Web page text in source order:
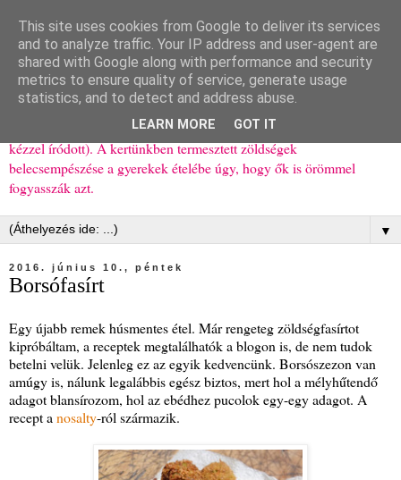
Ízőrző
Kisgyerekes család kipróbált, többnyire egészséges ételeket
bemutató receptjei a mindennapokra (mert a papírfecniket folyton
elhagyom) és gyerekeimnek ajándékba (mint régen, csak ez nem
kézzel íródott). A kertünkben termesztett zöldségek
belecsempészése a gyerekek ételébe úgy, hogy ők is örömmel
fogyasszák azt.
▼
2016. június 10., péntek
Borsófasírt
Egy újabb remek húsmentes étel. Már rengeteg zöldségfasírtot
kipróbáltam, a receptek megtalálhatók a blogon is, de nem tudok
betelni velük. Jelenleg ez az egyik kedvencünk. Borsószezon van
amúgy is, nálunk legalábbis egész biztos, mert hol a mélyhűtendő
adagot blansírozom, hol az ebédhez pucolok egy-egy adagot. A
recept a nosalty-ról származik.
This site uses cookies from Google to deliver its services
and to analyze traffic. Your IP address and user-agent are
shared with Google along with performance and security
metrics to ensure quality of service, generate usage
statistics, and to detect and address abuse.
LEARN MORE GOT IT